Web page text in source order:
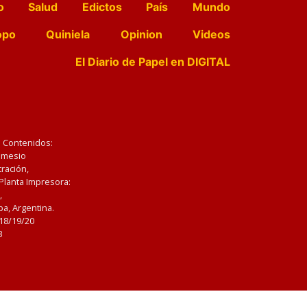
Salud Edictos País
Mundo
Quiniela Opinion
Videos
El Diario de Papel en DIGITAL
Impresora:
Argentina.
19/20